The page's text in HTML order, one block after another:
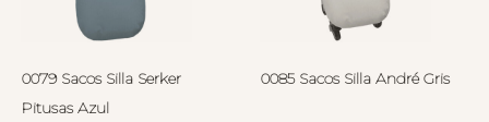
0079 Sacos Silla Serker
Pitusas Azul
0085 Sacos Silla André Gris